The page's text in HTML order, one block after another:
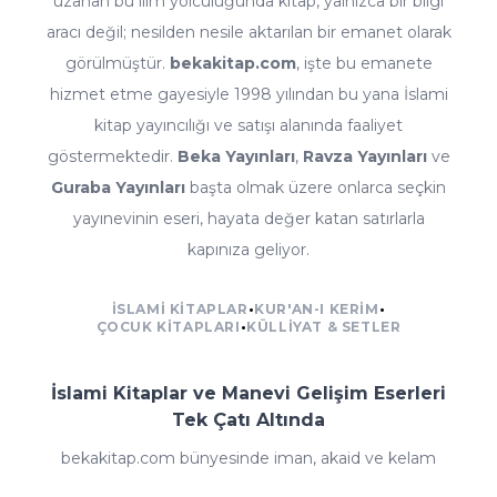
aracı değil; nesilden nesile aktarılan bir emanet olarak
görülmüştür. bekakitap.com, işte bu emanete
hizmet etme gayesiyle 1998 yılından bu yana İslami
kitap yayıncılığı ve satışı alanında faaliyet
göstermektedir. Beka Yayınları, Ravza Yayınlarıve
Guraba Yayınları başta olmak üzere onlarca seçkin
yayınevinin eseri, hayata değer katan satırlarla
kapınıza geliyor.
İSLAMI KITAPLAR •KUR'AN-I KERIM •
ÇOCUK KITAPLARI •KÜLLIYAT & SETLER
İslami Kitaplar ve Manevi Gelişim Eserleri
Tek Çatı Altında
bekakitap.com bünyesinde iman, akaid ve kelam